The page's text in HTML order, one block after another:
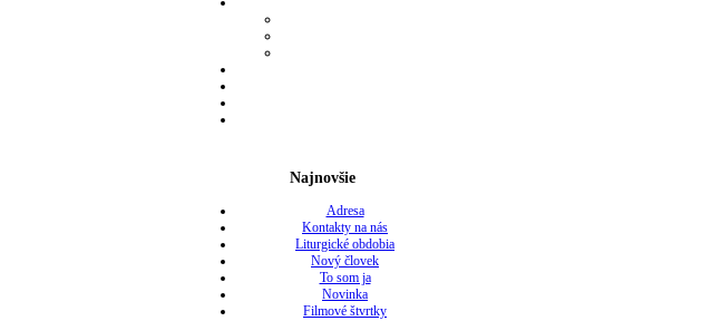
Najnovšie
Adresa
Kontakty na nás
Liturgické obdobia
Nový človek
To som ja
Novinka
Filmové štvrtky